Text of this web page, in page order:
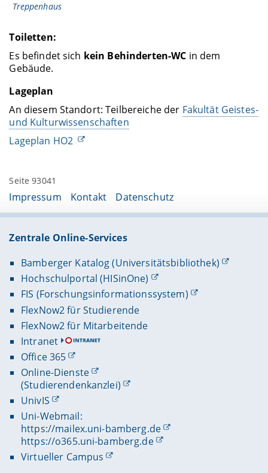
Treppenhaus
Toiletten:
Es befindet sich kein Behinderten-WC in dem
Gebäude.
Lageplan
An diesem Standort: Teilbereiche der Fakultät Geistes-
und Kulturwissenschaften
Lageplan HO2
Seite 93041
Impressum Kontakt Datenschutz
Zentrale Online-Services
Bamberger Katalog (Universitätsbibliothek)
Hochschulportal (HISinOne)
FIS (Forschungsinformationssystem)
FlexNow2 für Studierende
FlexNow2 für Mitarbeitende
Intranet
Office 365
Online-Dienste
(Studierendenkanzlei)
UnivIS
Uni-Webmail:
https://mailex.uni-bamberg.de
https://o365.uni-bamberg.de
Virtueller Campus